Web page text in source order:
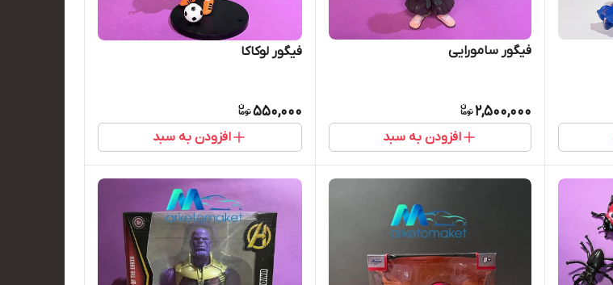
فیگور سامورایی
2,500,000
افزودن به سبد
فیگور لوکاکا
550,000
افزودن به سبد